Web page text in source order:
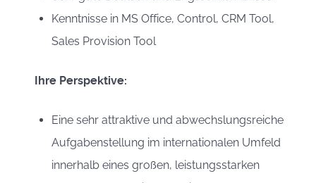
Kenntnisse in MS Office, Control, CRM Tool,
Sales Provision Tool
Ihre Perspektive:
Eine sehr attraktive und abwechslungsreiche
Aufgabenstellung im internationalen Umfeld
innerhalb eines großen, leistungsstarken